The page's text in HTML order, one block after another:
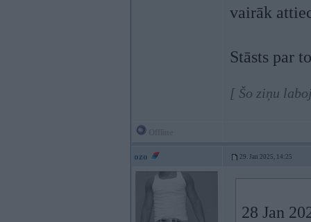
vairāk
Stāsts par
[ Šo ziņu
ozo 29. Jan 2025, 14:25
28 Jan